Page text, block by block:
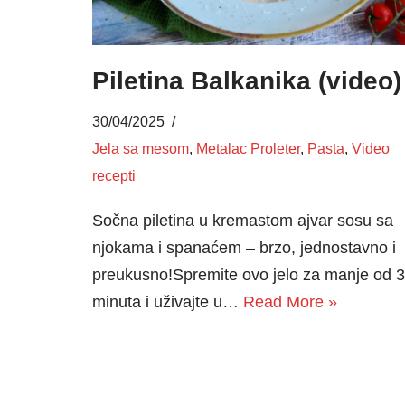
Piletina Balkanika (video)
30/04/2025
Jela sa mesom, Metalac Proleter, Pasta, Video
recepti
Sočna piletina u kremastom ajvar sosu sa
njokama i spanaćem – brzo, jednostavno i
preukusno!Spremite ovo jelo za manje od
minuta i uživajte u… Read More »